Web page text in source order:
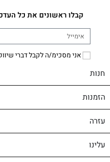
קבלו ראשונים את כל
אני מסכימ/ה לקבל דברי
חנות
הזמנות
עזרה
עלינו